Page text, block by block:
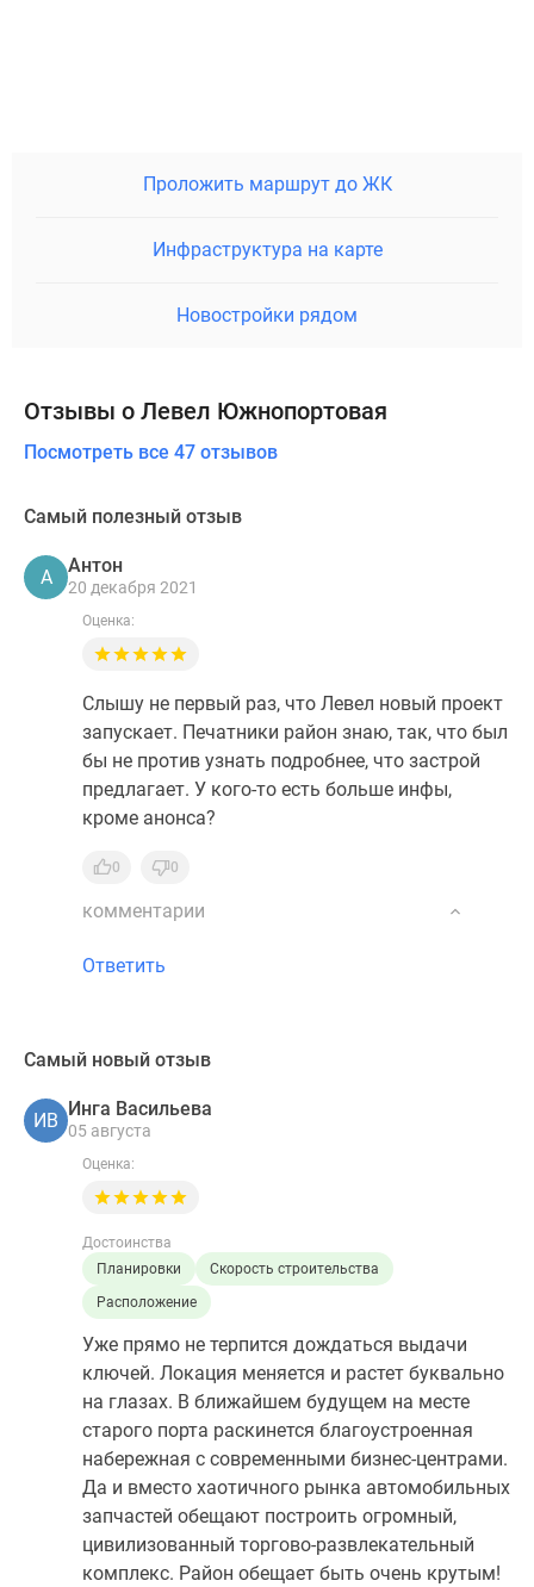
Проложить маршрут до ЖК
Инфраструктура на карте
Новостройки рядом
Отзывы о Левел Южнопортовая
Посмотреть все 47 отзывов
Самый полезный отзыв
А
Антон
20 декабря 2021
Оценка:
Слышу не первый раз, что Левел новый проект
запускает. Печатники район знаю, так, что был
бы не против узнать подробнее, что застрой
предлагает. У кого-то есть больше инфы,
кроме анонса?
0 0
комментарии
Ответить
Самый новый отзыв
ИВ
Инга Васильева
05 августа
Оценка:
Достоинства
Планировки
Скорость строительства
Расположение
Уже прямо не терпится дождаться выдачи
ключей. Локация меняется и растет буквально
на глазах. В ближайшем будущем на месте
старого порта раскинется благоустроенная
набережная с современными бизнес-центрами.
Да и вместо хаотичного рынка автомобильных
запчастей обещают построить огромный,
цивилизованный торгово-развлекательный
комплекс. Район обещает быть очень крутым!